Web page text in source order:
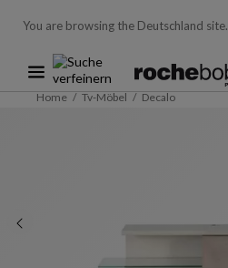
You are browsing the Deutschland site.
Home Tv-Möbel Decalo